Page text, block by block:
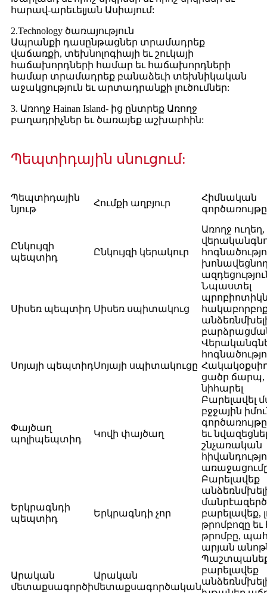
հարավ-արեւելյան Ասիայում:
2.Technology ծառայություն
Ապրանքի դասընթացներ տրամադրեք
վաճառքի, տեխնոլոգիայի եւ շուկայի
հաճախորդների համար եւ հաճախորդների
համար տրամադրեք բանաձեւի տեխնիկական
աջակցություն եւ արտադրանքի լուծումներ:
3. Առողջ Hainan Island- ից ընտրեք Առողջ
բաղադրիչներ եւ ծառայեք աշխարհին:
Պեպտիդային սնուցում:
Պեպտիդային
նյութ
Հումքի աղբյուր
Հիմնական
գործառույթը
Ընկույզի
պեպտիդ
Ընկույզի կերակուր
Առողջ
Սիսեռ պեպտիդ Սիսեռ սպիտակուց
Նպաստել
Սոյայի պեպտիդՍոյայի սպիտակուցը
ցածր ճարպ,
նիհարել
Փայծաղ
պոլիպեպտիդ
Կովի փայծաղ
Բարելավել
բջջային
եւ նվազեցնել
շնչառական
Երկրագնդի
պեպտիդ
Երկրագնդի չոր
Բարելավեք
բարելավեք,
թրոմբոզը
թրոմբը,
արյան
Արական
մետաքսագործի
Արական
մետաքսագործական
Պաշտպանեք
բարելավեք